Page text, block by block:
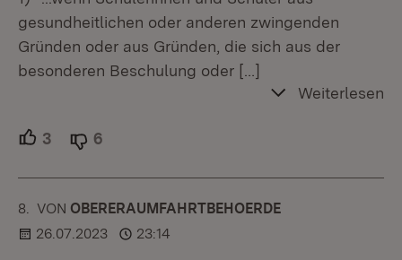
gesundheitlichen oder anderen zwingenden
Gründen oder aus Gründen, die sich aus der
besonderen Beschulung oder […]
Weiterlesen
3 Unterstützer.
6
8. KOMMENTAR
VON :OBERERAUMFAHRTBEHOERDE
26.07.2023
23:14